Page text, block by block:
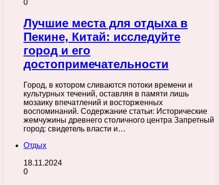
0
Лучшие места для отдыха в
Пекине, Китай: исследуйте
город и его
достопримечательности
Город, в котором сливаются потоки времени и
культурных течений, оставляя в памяти лишь
мозаику впечатлений и восторженных
воспоминаний. Содержание статьи: Исторические
жемчужины древнего столичного центра Запретный
город: свидетель власти и…
Отдых
18.11.2024
0